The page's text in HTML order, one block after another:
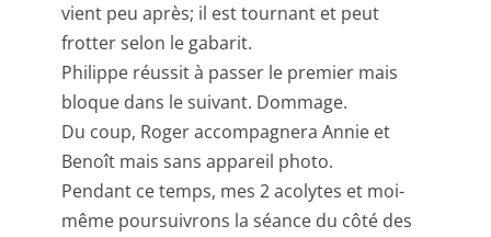
vient peu après; il est tournant et peut
frotter selon le gabarit.
Philippe réussit à passer le premier mais
bloque dans le suivant. Dommage.
Du coup, Roger accompagnera Annie et
Benoît mais sans appareil photo.
Pendant ce temps, mes 2 acolytes et moi-
même poursuivrons la séance du côté des